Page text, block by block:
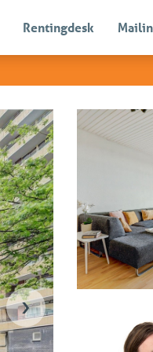
Rentingdesk
Sold
›